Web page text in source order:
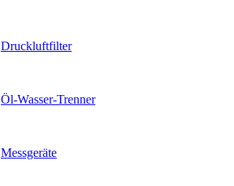
Druckluftfilter
Öl-Wasser-Trenner
Messgeräte